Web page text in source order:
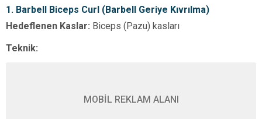
1. Barbell Biceps Curl (Barbell Geriye Kıvrılma)
Hedeflenen Kaslar: Biceps (Pazu) kasları
Teknik:
MOBİL REKLAM ALANI